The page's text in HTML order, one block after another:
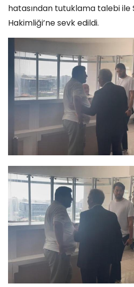
hatasından tutuklama talebi ile
Hakimliği’ne sevk edildi.